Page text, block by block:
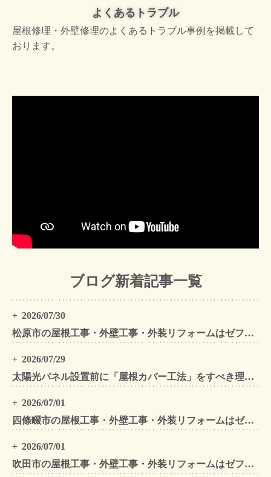
よくあるトラブル
屋根修理・外壁修理のよくあるトラブル事例を掲載して
おります。
ブログ新着記事一覧
2026/07/30
松原市の屋根工事・外壁工事・外装リフォームはゼファン！松原市内の工事事例もご紹介
2026/07/29
太陽光パネル設置前に「屋根カバー工法」をすべき理由！葺き替えとの違いや費用・雨漏り対策をプロが解説
2026/07/01
四條畷市の屋根工事・外壁工事・外装リフォームはゼファン！四條畷内の工事事例もご紹介
2026/07/01
吹田市の屋根工事・外壁工事・外装リフォームはゼファン！吹田市内の工事事例もご紹介